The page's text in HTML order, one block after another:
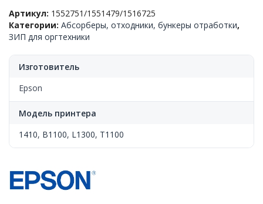
(памперс,
абсорбер),
в
Epson™
1552751,
Артикул: 1552751/1551479/1516725
Категории: Абсорберы, отходники, бункеры отработки,
ЗИП для оргтехники
Изготовитель
Epson
Модель принтера
1410, B1100, L1300, T1100